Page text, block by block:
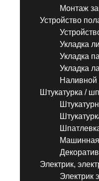
Монтаж
Устройство
Укладка
Укладка
Укладка
Наливной
Штукатурка /
Машинная
Электрик,
Электрик